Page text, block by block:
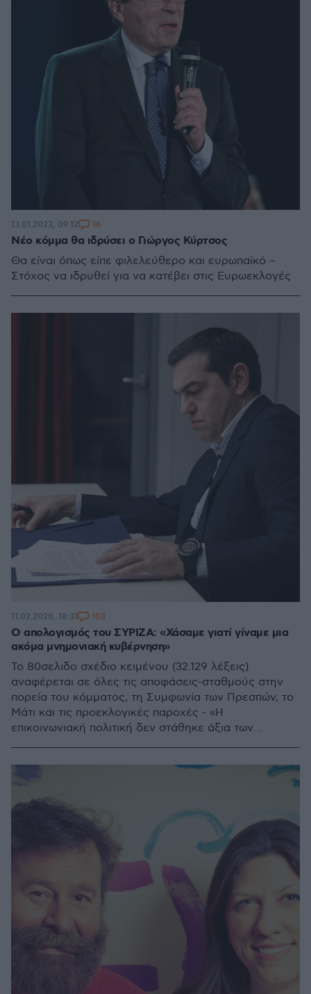
Νέο κόμμα θα ιδρύσει ο Γιώργος Κύρτσος
Θα είναι όπως είπε φιλελεύθερο και ευρωπαϊκό –
Στόχος να ιδρυθεί για να κατέβει στις Ευρωεκλογές
13.01.2023, 09:12 16
Ο απολογισμός του ΣΥΡΙΖΑ: «Χάσαμε γιατί γίναμε μια
ακόμα μνημονιακή κυβέρνηση»
Το 80σελιδο σχέδιο κειμένου (32.129 λέξεις)
αναφέρεται σε όλες τις αποφάσεις-σταθμούς στην
πορεία του κόμματος, τη Συμφωνία των Πρεσπών, το
Μάτι και τις προεκλογικές παροχές - «Η
επικοινωνιακή πολιτική δεν στάθηκε άξια των
11.02.2020, 18:31 103